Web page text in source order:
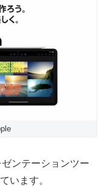
ンテーションツー
います。